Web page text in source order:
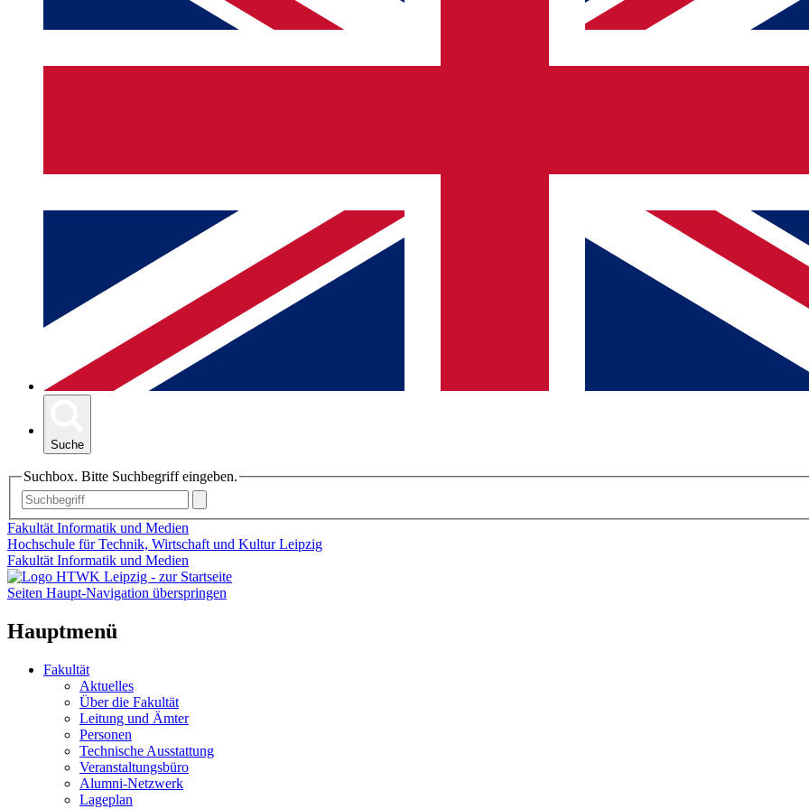
Suche
Suchbox. Bitte Suchbegriff eingeben.
Fakultät Informatik und Medien
Hochschule für Technik, Wirtschaft und Kultur Leipzig
Fakultät Informatik und Medien
Seiten Haupt-Navigation überspringen
Hauptmenü
Fakultät
Aktuelles
Über die Fakultät
Leitung und Ämter
Personen
Technische Ausstattung
Veranstaltungsbüro
Alumni-Netzwerk
Lageplan